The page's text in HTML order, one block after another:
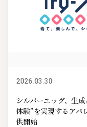
2026.03.30
シルバーエッグ、生
体験”を実現するア
供開始